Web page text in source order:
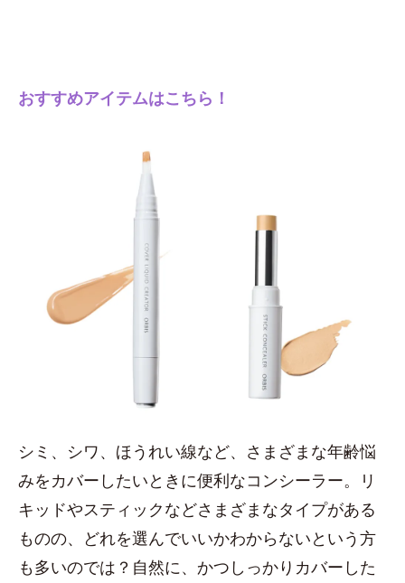
おすすめアイテムはこちら！
シミ、シワ、ほうれい線など、さまざまな年齢悩
みをカバーしたいときに便利なコンシーラー。リ
キッドやスティックなどさまざまなタイプがある
ものの、どれを選んでいいかわからないという方
も多いのでは？自然に、かつしっかりカバーした